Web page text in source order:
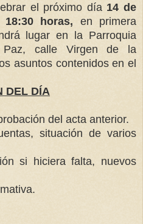
el próximo día 14 de
horas, en primera
lugar en la Parroquia
calle Virgen de la
asuntos contenidos en el
DEL DÍA
del acta anterior.
situación de varios
si hiciera falta, nuevos